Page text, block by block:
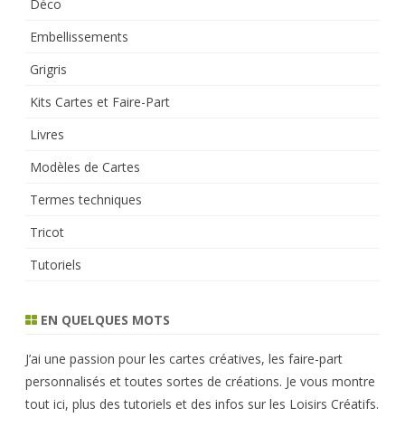
Déco
Embellissements
Grigris
Kits Cartes et Faire-Part
Livres
Modèles de Cartes
Termes techniques
Tricot
Tutoriels
EN QUELQUES MOTS
J’ai une passion pour les cartes créatives, les faire-part
personnalisés et toutes sortes de créations. Je vous montre
tout ici, plus des tutoriels et des infos sur les Loisirs Créatifs.